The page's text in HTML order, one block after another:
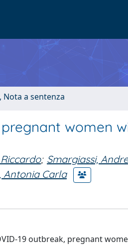
a sentenza
women
; Smargiassi,
Antonia Carla
19 outbreak, pregnant